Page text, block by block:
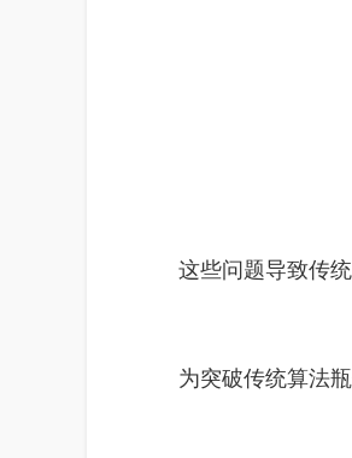
这些问题导致传
为突破传统算法